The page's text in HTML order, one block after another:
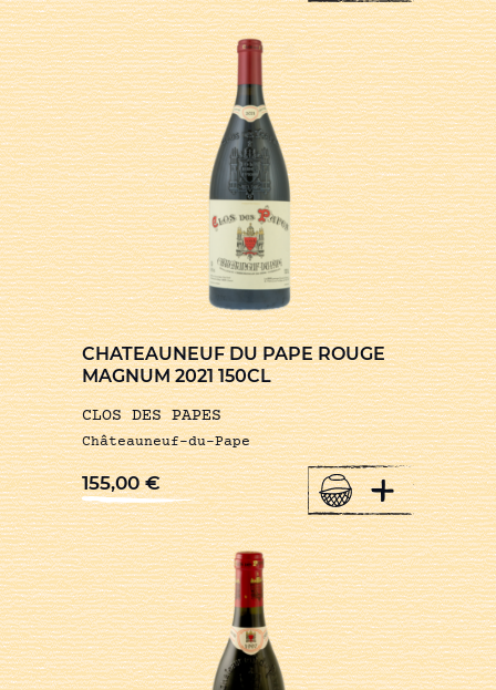
CHATEAUNEUF DU PAPE ROUGE
MAGNUM 2021 150CL
CLOS DES PAPES
Châteauneuf-du-Pape
155,00€ +